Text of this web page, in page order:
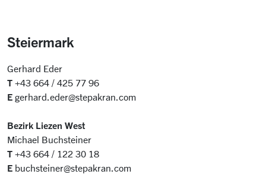
Steiermark
Gerhard Eder
T +43 664 / 425 77 96
E gerhard.eder@stepakran.com
Bezirk Liezen West
Michael Buchsteiner
T +43 664 / 122 30 18
E buchsteiner@stepakran.com